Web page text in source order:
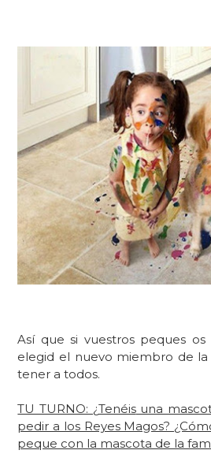
Así que si vuestros peques
elegid el nuevo miembro de
tener a todos.
TU TURNO: ¿Tenéisuna
pedir a los Reyes Magos?
peque con la mascota de la